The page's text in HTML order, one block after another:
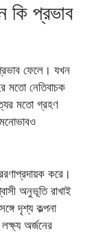
কি প্রভাব
ফেলে। যখন
মতো নেতিবাচক
মতো গ্রহণ
করে।
অনুভূতি রাখাই
দৃশ্য কল্পনা
অর্জনের